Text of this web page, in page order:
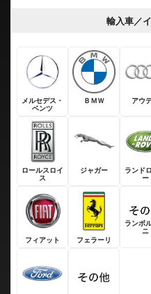
輸入車／
メルセデス・
ベンツ
ＢＭＷ アウ
ロールスロイ
ス
ジャガー
ランド
ー
フィアット フェラーリ
ランボ
ニ